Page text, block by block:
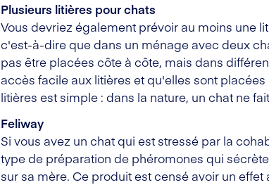
Plusieurs litières pour chats
Vous devriez également prévoir au moins une
c'est-à-dire que dans un ménage avec deux
pas être placées côte à côte, mais dans
accès facile aux litières et qu'elles sont
litières est simple : dans la nature, un chat ne
Feliway
Si vous avez un chat qui est stressé par la
type de préparation de phéromones qui
sur sa mère. Ce produit est censé avoir un